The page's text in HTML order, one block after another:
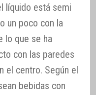
líquido está semi
un poco con la
lo que se ha
con las paredes
el centro. Según el
bebidas con